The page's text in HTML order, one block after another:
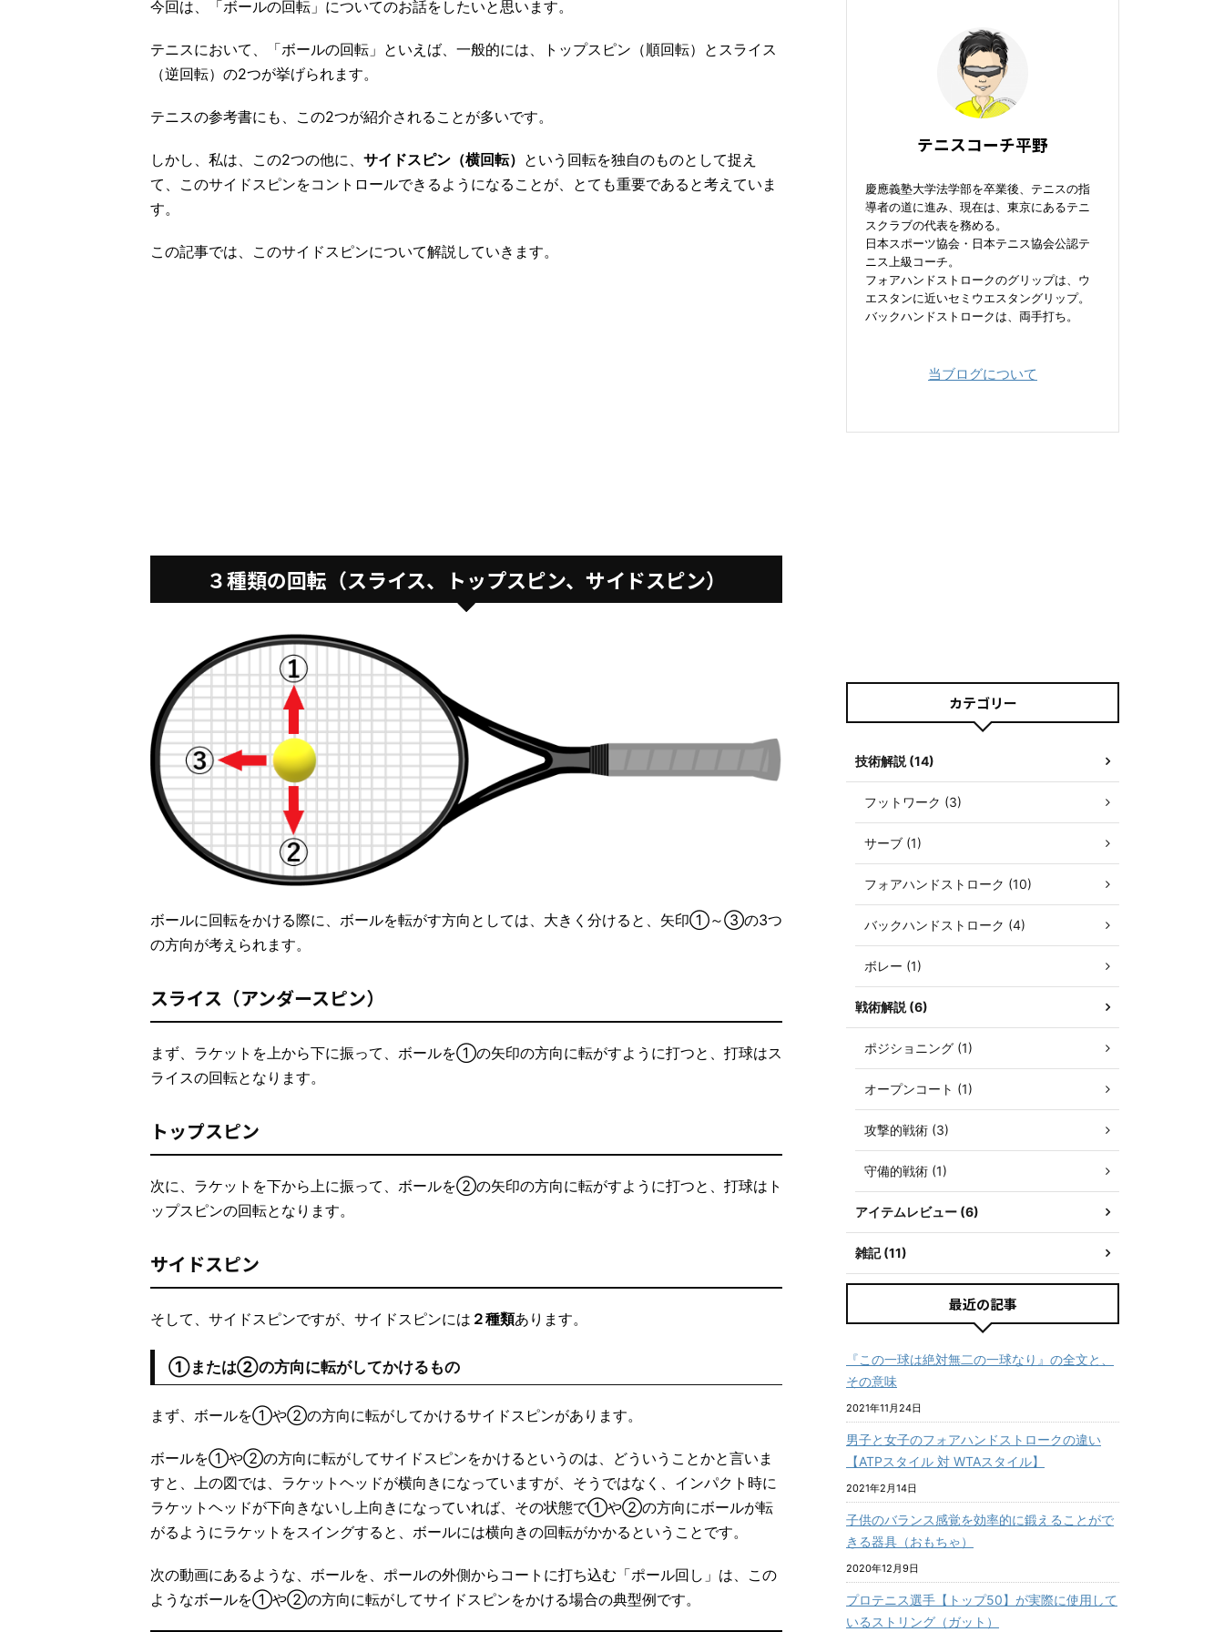
今回は、「ボールの回転」についてのお話をしたいと思います。
テニスにおいて、「ボールの回転」といえば、一般的には、トップスピン（順回転）とスライス
（逆回転）の2つが挙げられます。
テニスの参考書にも、この2つが紹介されることが多いです。
しかし、私は、この2つの他に、 サイドスピン（横回転） という回転を独自のものとして捉え
て、このサイドスピンをコントロールできるようになることが、とても重要であると考えていま
す。
この記事では、このサイドスピンについて解説していきます。
３種類の回転（スライス、トップスピン、サイドスピン）
ボールに回転をかける際に、ボールを転がす方向としては、大きく分けると、矢印①～③の3つ
の方向が考えられます。
スライス（アンダースピン）
まず、ラケットを上から下に振って、ボールを①の矢印の方向に転がすように打つと、打球はス
ライスの回転となります。
トップスピン
次に、ラケットを下から上に振って、ボールを②の矢印の方向に転がすように打つと、打球はト
ップスピンの回転となります。
サイドスピン
そして、サイドスピンですが、サイドスピンには ２種類あります。
①または②の方向に転がしてかけるもの
まず、ボールを①や②の方向に転がしてかけるサイドスピンがあります。
ボールを①や②の方向に転がしてサイドスピンをかけるというのは、どういうことかと言いま
すと、上の図では、ラケットヘッドが横向きになっていますが、そうではなく、インパクト時に
ラケットヘッドが下向きないし上向きになっていれば、その状態で①や②の方向にボールが転
がるようにラケットをスイングすると、ボールには横向きの回転がかかるということです。
次の動画にあるような、ボールを、ポールの外側からコートに打ち込む「ポール回し」は、この
ようなボールを①や②の方向に転がしてサイドスピンをかける場合の典型例です。
テニスコーチ平野
慶應義塾大学法学部を卒業後、テニスの指
導者の道に進み、現在は、東京にあるテニ
スクラブの代表を務める。
日本スポーツ協会・日本テニス協会公認テ
ニス上級コーチ。
フォアハンドストロークのグリップは、ウ
エスタンに近いセミウエスタングリップ。
バックハンドストロークは、両手打ち。
当ブログについて
カテゴリー
技術解説 (14)
フットワーク (3)
サーブ (1)
フォアハンドストローク (10)
バックハンドストローク (4)
ボレー (1)
戦術解説 (6)
ポジショニング (1)
オープンコート (1)
攻撃的戦術 (3)
守備的戦術 (1)
アイテムレビュー (6)
雑記 (11)
最近の記事
『この一球は絶対無二の一球なり』の全文と、
その意味
2021年11月24日
男子と女子のフォアハンドストロークの違い
【ATPスタイル 対 WTAスタイル】
2021年2月14日
子供のバランス感覚を効率的に鍛えることがで
きる器具（おもちゃ）
2020年12月9日
プロテニス選手【トップ50】が実際に使用して
いるストリング（ガット）